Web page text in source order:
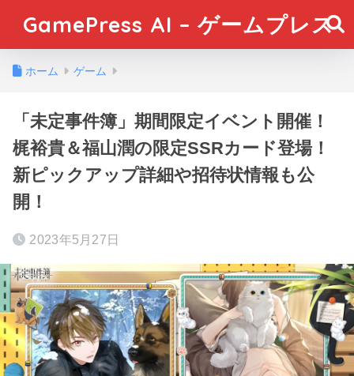
GamePress AI – ゲームプレス
ホーム ゲーム
「未定事件簿」期間限定イベント開催！
梶裕貴＆福山潤の限定SSRカード登場！
新ピックアップ詳細や招待状情報も公
開！
2023年5月27日